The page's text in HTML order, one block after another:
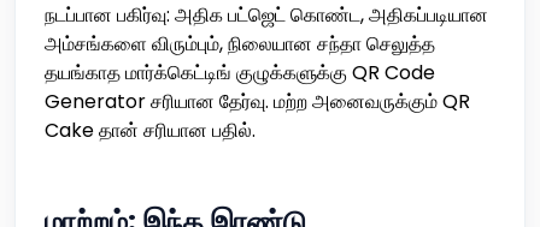
நடப்பான பகிர்வு: அதிக பட்ஜெட் கொண்ட, அதிகப்படியான
அம்சங்களை விரும்பும், நிலையான சந்தா செலுத்த
தயங்காத மார்க்கெட்டிங் குழுக்களுக்கு QR Code
Generator சரியான தேர்வு. மற்ற அனைவருக்கும் QR
Cake தான் சரியான பதில்.